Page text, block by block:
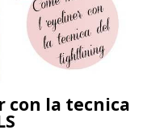
con la tecnica